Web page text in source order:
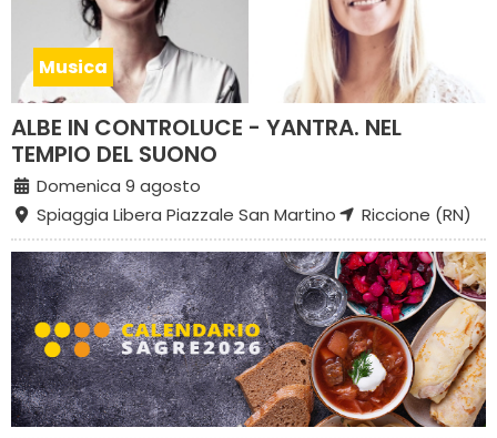
Musica
ALBE IN CONTROLUCE - YANTRA. NEL
TEMPIO DEL SUONO
Domenica 9 agosto
Spiaggia Libera Piazzale San Martino
Riccione (RN)